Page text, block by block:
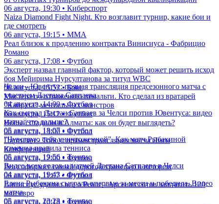
06 августа, 19:30 • Киберспорт
Naiza Diamond Fight Night. Кто возглавит турнир, какие бои и
где смотреть
06 августа, 19:15 • ММА
Реал близок к продлению контракта Винисиуса - Фабрицио
Романо
06 августа, 17:08 • Футбол
Эксперт назвал главный фактор, который может решить исход
боя Мейирима Нурсултанова за титул WBC
06 августа, 15:52 • Бокс
Мастера по отражению пенальти. Кто сделал из вратарей
"Кайрата" ментальных монстров
06 августа, 15:12 • Футбол
Новый стадион в Алматы: как он будет выглядеть?
06 августа, 13:00 • Футбол
Партизан - Тобол: прямая трансляция матча Лиги
Конференций
06 августа, 12:00 • Футбол
Реал оформит самый дорогой трансфер в истории
06 августа, 11:07 • Футбол
Винисиус удалил все о Реале - Арсенал готов заплатить 120
млн евро
06 августа, 10:18 • Футбол
Челси - Ювентус: прямая трансляция предсезонного матча с
участием Дастана Сатпаева
04 августа, 14:00 • Футбол
Как сыграл Дастан Сатпаев за Челси против Ювентуса: видео
матча, что дальше?
05 августа, 18:07 • Футбол
"Чувствую себя уничтоженной". Как матч Рыбакиной
изменил правила тенниса
05 августа, 19:56 • Теннис
Видео всех голов и матчей Дастана Сатпаева в Челси
04 августа, 19:43 • Футбол
Елена Рыбакина сыграла впервые за месяц и победила. Видео
матча
05 августа, 23:23 • Теннис